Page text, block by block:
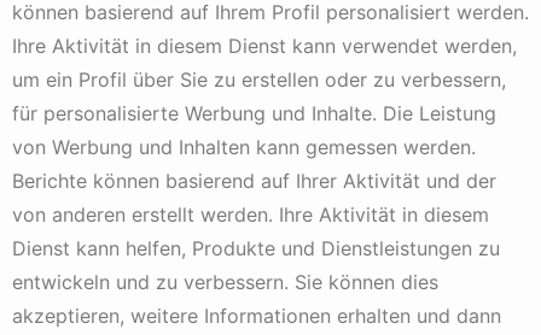
Der HDAX ist ein von der deutschen Börse erstellter
performancebasierter Aktienindex. In dem HDAX werden
zusammengefasst.
Durch die größere Anzahl an Werten im HDAX besitzt
lassen sich bessere\nwirtschaftliche, finanzielle und
fundamentale Erkenntnisse erzielen und so
bessere\nAussagen über die deutsche Wirtschaft treffen.
keine feste Anzahl an darin befindlichen Werten.
können basierend auf Ihrem Profil personalisiert werden.
Ihre Aktivität in diesem Dienst kann verwendet werden,
um ein Profil über Sie zu erstellen oder zu verbessern,
für personalisierte Werbung und Inhalte. Die Leistung
von Werbung und Inhalten kann gemessen werden.
Berichte können basierend auf Ihrer Aktivität und der
von anderen erstellt werden. Ihre Aktivität in diesem
Dienst kann helfen, Produkte und Dienstleistungen zu
entwickeln und zu verbessern. Sie können dies
akzeptieren, weitere Informationen erhalten und dann